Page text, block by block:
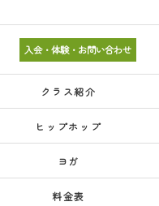
入会・体験・お問い合わせ
クラス紹介
ヒップホップ
ヨガ
料金表